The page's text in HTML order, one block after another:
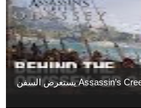
فيديو جديد للعبة Assassin’s Creed Odyssey يستعرض السفن